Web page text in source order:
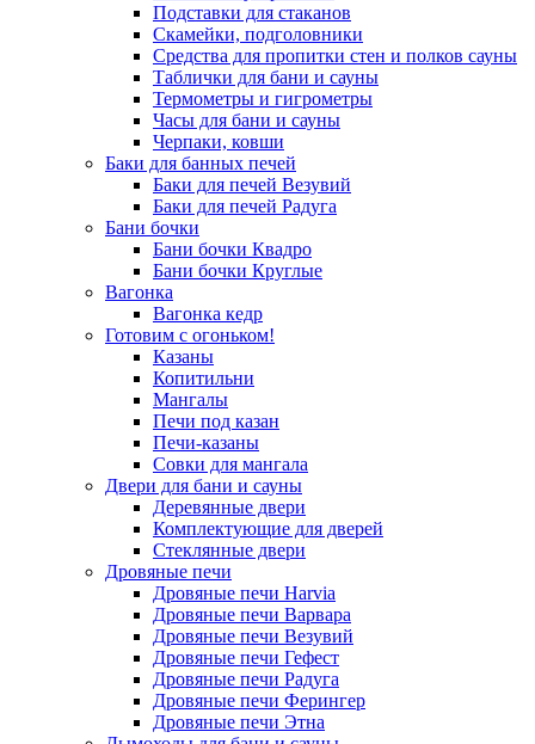
Подставки для стаканов
Скамейки, подголовники
Средства для пропитки стен и полков сауны
Таблички для бани и сауны
Термометры и гигрометры
Часы для бани и сауны
Черпаки, ковши
Баки для банных печей
Баки для печей Везувий
Баки для печей Радуга
Бани бочки
Бани бочки Квадро
Бани бочки Круглые
Вагонка
Вагонка кедр
Готовим с огоньком!
Казаны
Копитильни
Мангалы
Печи под казан
Печи-казаны
Совки для мангала
Двери для бани и сауны
Деревянные двери
Комплектующие для дверей
Стеклянные двери
Дровяные печи
Дровяные печи Harvia
Дровяные печи Варвара
Дровяные печи Везувий
Дровяные печи Гефест
Дровяные печи Радуга
Дровяные печи Ферингер
Дровяные печи Этна